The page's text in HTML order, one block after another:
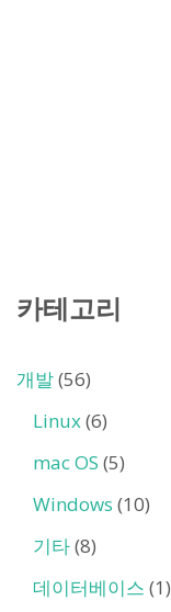
카테고리
개발(56)
Linux(6)
mac OS (5)
Windows (10)
기타(8)
데이터베이스 (1)